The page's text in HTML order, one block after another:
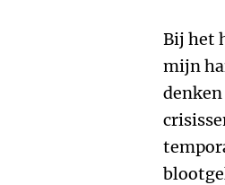
Bij het
mijn